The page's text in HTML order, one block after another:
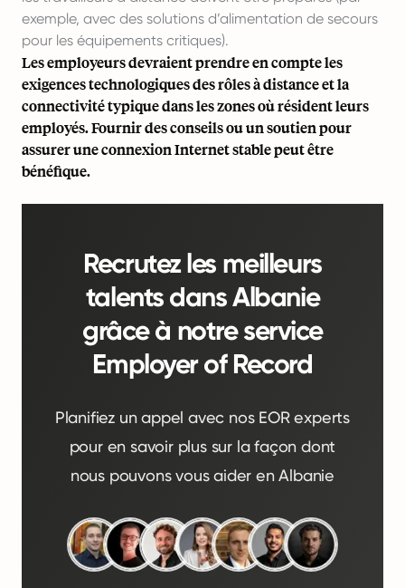
exemple, avec des solutions d’alimentation de secours
pour les équipements critiques).
Les employeurs devraient prendre en compte les
exigences technologiques des rôles à distance et la
connectivité typique dans les zones où résident leurs
employés. Fournir des conseils ou un soutien pour
assurer une connexion Internet stable peut être
bénéfique.
Recrutez les meilleurs
talents dans Albanie
grâce à notre service
Employer of Record
Planifiez un appel avec nos EOR experts
pour en savoir plus sur la façon dont
nous pouvons vous aider en Albanie